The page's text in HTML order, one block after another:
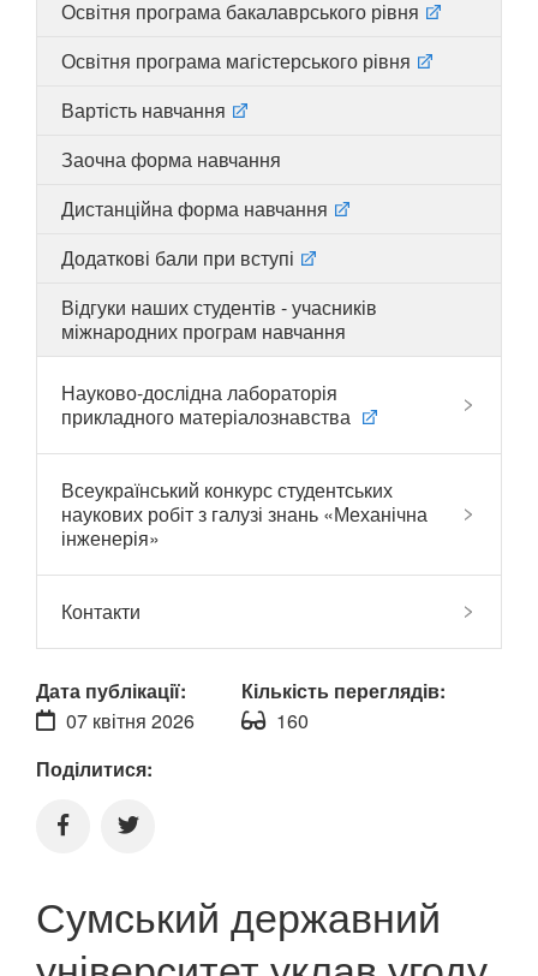
Освітня програма бакалаврського рівня
Освітня програма магістерського рівня
Вартість навчання
Заочна форма навчання
Дистанційна форма навчання
Додаткові бали при вступі
Відгуки наших студентів - учасників
міжнародних програм навчання
Науково-дослідна лабораторія
прикладного матеріалознавства
Всеукраїнський конкурс студентських
наукових робіт з галузі знань «Механічна
інженерія»
Контакти
Дата публікації:
07 квітня 2026
Кількість переглядів:
160
Поділитися:
Сумський державний